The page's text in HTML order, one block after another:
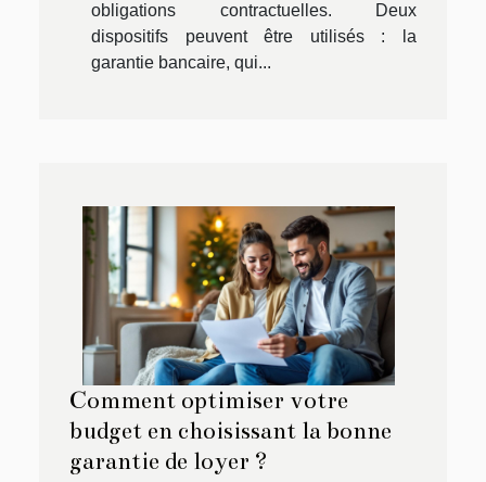
obligations contractuelles. Deux
dispositifs peuvent être utilisés : la
garantie bancaire, qui...
Comment optimiser votre
budget en choisissant la bonne
garantie de loyer ?